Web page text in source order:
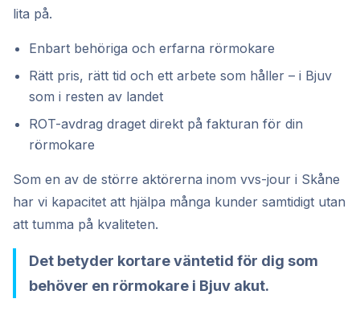
lita på.
Enbart behöriga och erfarna rörmokare
Rätt pris, rätt tid och ett arbete som håller – i Bjuv
som i resten av landet
ROT-avdrag draget direkt på fakturan för din
rörmokare
Som en av de större aktörerna inom vvs-jour i Skåne
har vi kapacitet att hjälpa många kunder samtidigt utan
att tumma på kvaliteten.
Det betyder kortare väntetid för dig som
behöver en rörmokare i Bjuv akut.